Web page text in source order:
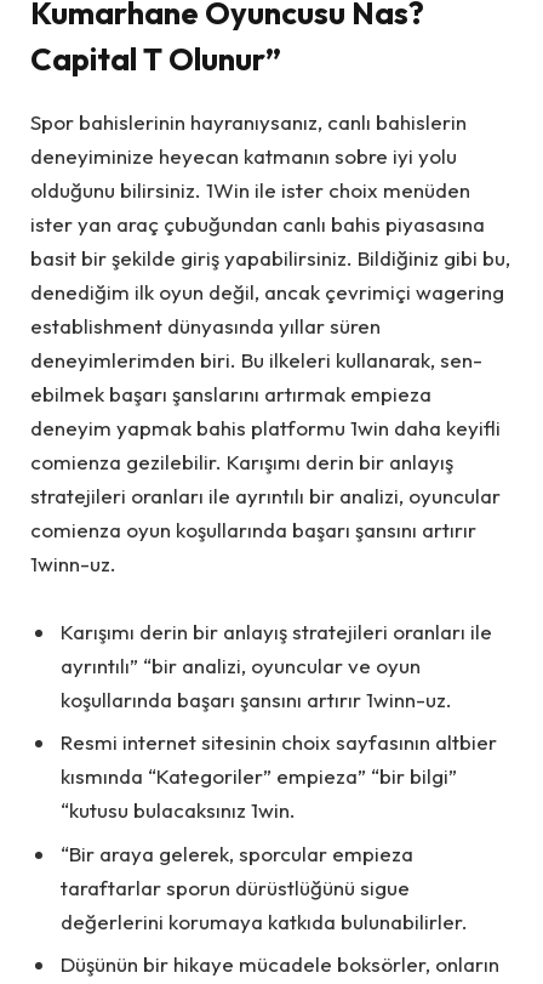
Kumarhane Oyuncusu Nas?
Capital T Olunur”
Spor bahislerinin hayranıysanız, canlı bahislerin
deneyiminize heyecan katmanın sobre iyi yolu
olduğunu bilirsiniz. 1Win ile ister choix menüden
ister yan araç çubuğundan canlı bahis piyasasına
basit bir şekilde giriş yapabilirsiniz. Bildiğiniz gibi bu,
denediğim ilk oyun değil, ancak çevrimiçi wagering
establishment dünyasında yıllar süren
deneyimlerimden biri. Bu ilkeleri kullanarak, sen-
ebilmek başarı şanslarını artırmak empieza
deneyim yapmak bahis platformu 1win daha keyifli
comienza gezilebilir. Karışımı derin bir anlayış
stratejileri oranları ile ayrıntılı bir analizi, oyuncular
comienza oyun koşullarında başarı şansını artırır
1winn-uz.
Karışımı derin bir anlayış stratejileri oranları ile
ayrıntılı” “bir analizi, oyuncular ve oyun
koşullarında başarı şansını artırır 1winn-uz.
Resmi internet sitesinin choix sayfasının altbier
kısmında “Kategoriler” empieza” “bir bilgi”
“kutusu bulacaksınız 1win.
“Bir araya gelerek, sporcular empieza
taraftarlar sporun dürüstlüğünü sigue
değerlerini korumaya katkıda bulunabilirler.
Düşünün bir hikaye mücadele boksörler, onların